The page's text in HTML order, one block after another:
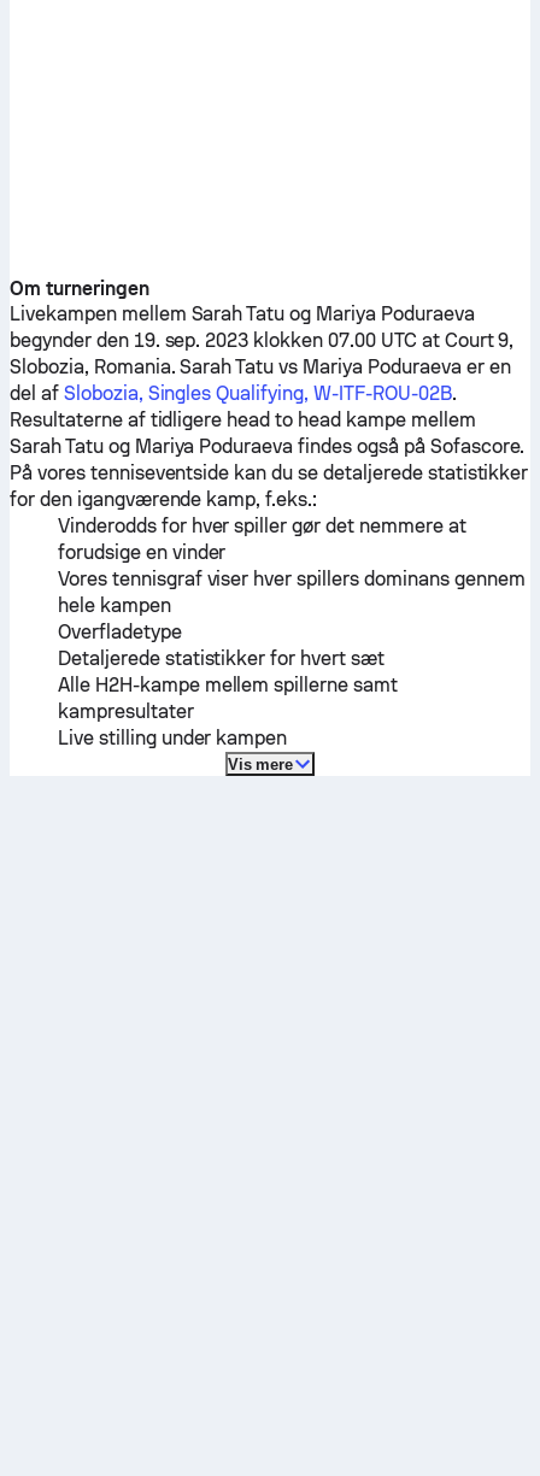
Om turneringen
Livekampen mellem Sarah Tatu og Mariya Poduraeva
begynder den 19. sep. 2023 klokken 07.00 UTC at Court 9,
Slobozia, Romania.Sarah Tatu vs Mariya Poduraeva er en
del af Slobozia, Singles Qualifying, W-ITF-ROU-02B.
Resultaterne af tidligere head to head kampe mellem
Sarah Tatuog Mariya Poduraeva findes også på Sofascore.
På vores tenniseventside kan du se detaljerede statistikker
for den igangværende kamp, f.eks.:
Vinderodds for hver spiller gør det nemmere at
forudsige en vinder
Vores tennisgraf viser hver spillers dominans gennem
hele kampen
Overfladetype
Detaljerede statistikker for hvert sæt
Alle H2H-kampe mellem spillerne samt
kampresultater
Live stilling under kampen
Vis mere